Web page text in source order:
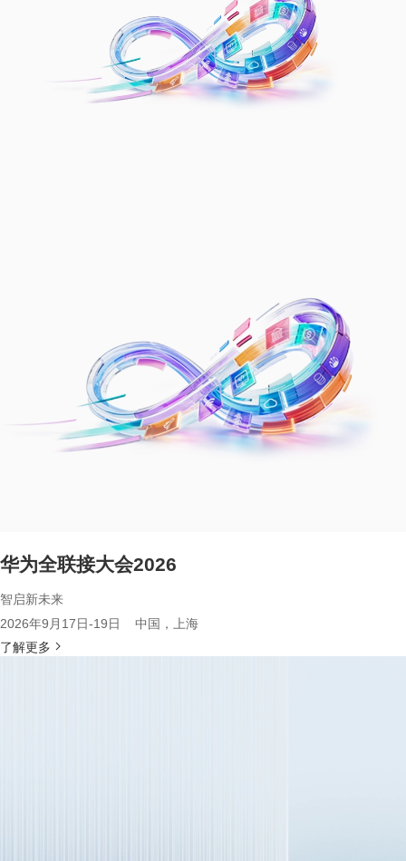
华为全联接大会2026
智启新未来
2026年9月17日-19日 中国，上海
了解更多